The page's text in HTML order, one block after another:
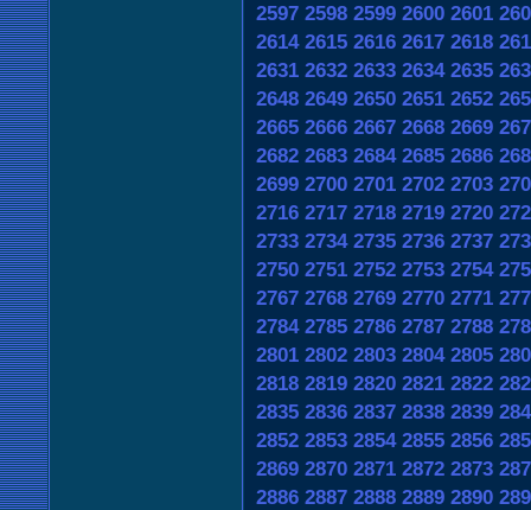
2597 2598 2599 2600 2601
2614 2615 2616 2617 2618
2631 2632 2633 2634 2635
2648 2649 2650 2651 2652
2665 2666 2667 2668 2669
2682 2683 2684 2685 2686
2699 2700 2701 2702 2703
2716 2717 2718 2719 2720
2733 2734 2735 2736 2737
2750 2751 2752 2753 2754
2767 2768 2769 2770 2771
2784 2785 2786 2787 2788
2801 2802 2803 2804 2805
2818 2819 2820 2821 2822
2835 2836 2837 2838 2839
2852 2853 2854 2855 2856
2869 2870 2871 2872 2873
2886 2887 2888 2889 2890